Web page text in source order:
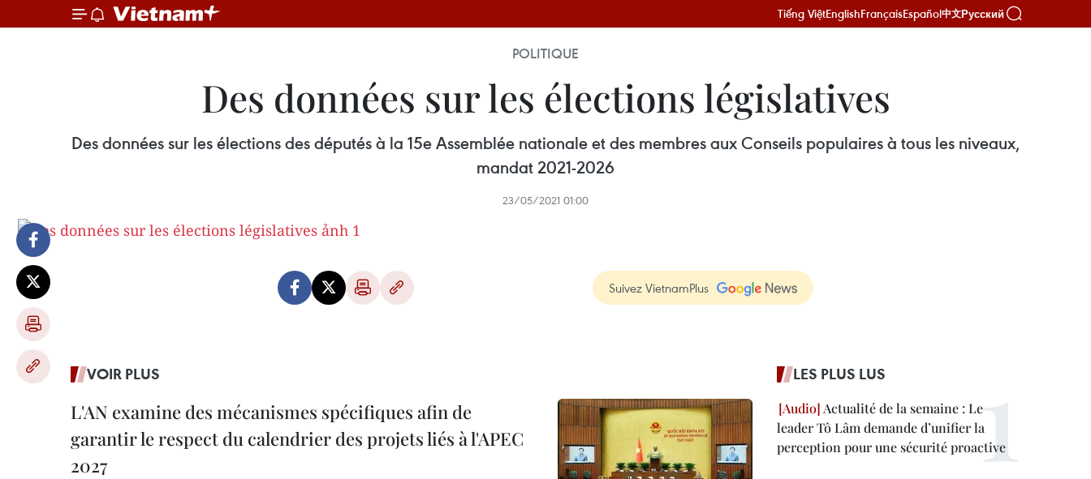
Tiếng ViệtEnglishFrançaisEspañol中文Русский
POLITIQUE
Des données sur les élections législatives
Des données sur les élections des députés à la 15e Assemblée nationale et des membres aux Conseils populaires à tous les niveaux,
mandat 2021-2026
23/05/2021 01:00
Suivez VietnamPlus
VOIR PLUS
L'AN examine des mécanismes spécifiques afin de
garantir le respect du calendrier des projets liés à l'APEC
2027
LES PLUS LUS
Actualité de la semaine : Le
leader Tô Lâm demande d’unifier la
perception pour une sécurité proactive